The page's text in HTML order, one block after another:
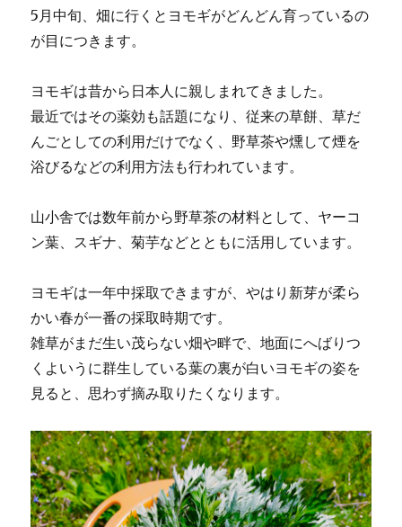
5月中旬、畑に行くとヨモギがどんどん育っているの
が目につきます。
ヨモギは昔から日本人に親しまれてきました。
最近ではその薬効も話題になり、従来の草餅、草だ
んごとしての利用だけでなく、野草茶や燻して煙を
浴びるなどの利用方法も行われています。
山小舎では数年前から野草茶の材料として、ヤーコ
ン葉、スギナ、菊芋などとともに活用しています。
ヨモギは一年中採取できますが、やはり新芽が柔ら
かい春が一番の採取時期です。
雑草がまだ生い茂らない畑や畔で、地面にへばりつ
くよいうに群生している葉の裏が白いヨモギの姿を
見ると、思わず摘み取りたくなります。